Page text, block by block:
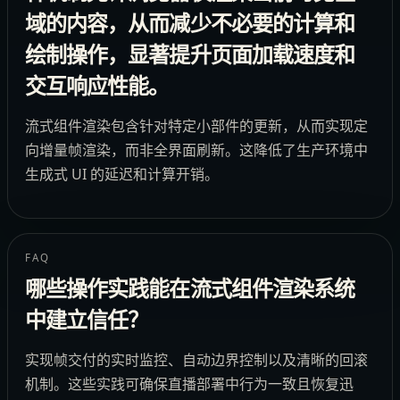
域的内容，从而减少不必要的计算和
绘制操作，显著提升页面加载速度和
交互响应性能。
流式组件渲染包含针对特定小部件的更新，从而实现定
向增量帧渲染，而非全界面刷新。这降低了生产环境中
生成式 UI 的延迟和计算开销。
FAQ
哪些操作实践能在流式组件渲染系统
中建立信任？
实现帧交付的实时监控、自动边界控制以及清晰的回滚
机制。这些实践可确保直播部署中行为一致且恢复迅